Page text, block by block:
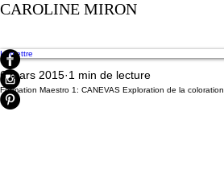
CAROLINE MIRON
Infolettre
Formation Maestro 1: CANEVAS Exploration de la coloration
6 mars 2015 1 min de lecture